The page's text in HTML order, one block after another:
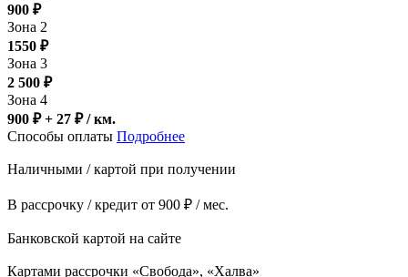
900 ₽
Зона 2
1550 ₽
Зона 3
2 500 ₽
Зона 4
900 ₽ + 27 ₽/ км.
Способы оплаты Подробнее
Наличными / картой при получении
В рассрочку / кредит от 900 ₽ / мес.
Банковской картой на сайте
Картами рассрочки «Свобода», «Халва»